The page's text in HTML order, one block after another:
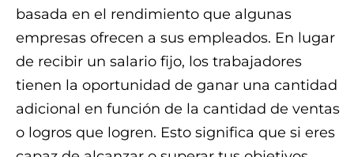
basada en el rendimiento que algunas
empresas ofrecen a sus empleados. En lugar
de recibir un salario fijo, los trabajadores
tienen la oportunidad de ganar una cantidad
adicional en función de la cantidad de ventas
o logros que logren. Esto significa que si eres